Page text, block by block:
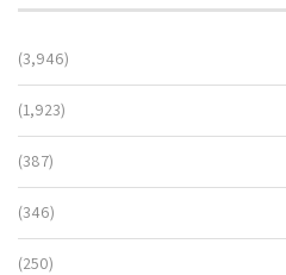
(3,946)
(1,923)
(387)
(346)
(250)